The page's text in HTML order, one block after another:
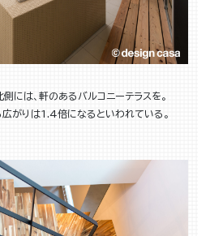
には、軒のあるバルコニーテラスを。
がりは1.4倍になるといわれている。